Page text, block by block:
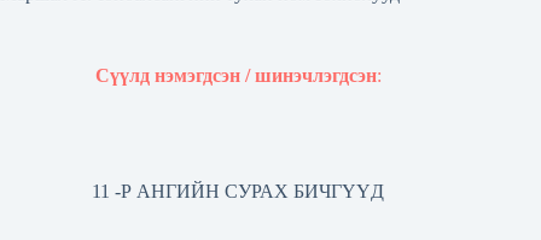
Сүүлд нэмэгдсэн / шинэчлэгдсэн:
11 -Р АНГИЙН СУРАХ БИЧГҮҮД